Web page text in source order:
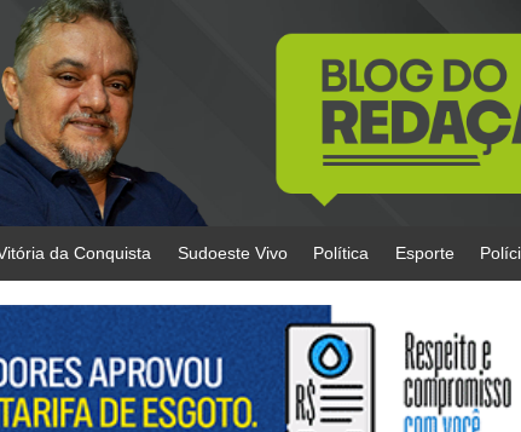
da Conquista Sudoeste Vivo Política Esporte